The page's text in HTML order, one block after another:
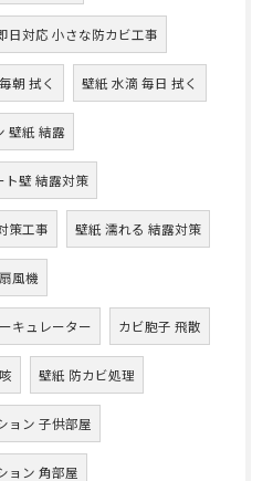
日対応 小さな防カビ工事
朝 拭く 壁紙 水滴 毎日 拭く
壁紙 結露
ト壁 結露対策
策工事 壁紙 濡れる 結露対策
風機
キュレーター カビ胞子 飛散
壁紙 防カビ処理
ョン 子供部屋
ョン 角部屋